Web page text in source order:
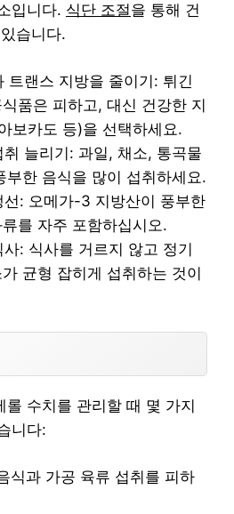
입니다. 식단 조절을 통해 건
습니다.
트랜스 지방을 줄이기: 튀긴
품은 피하고, 대신 건강한 지
보카도 등)을 선택하세요.
취 늘리기: 과일, 채소, 통곡물
부한 음식을 많이 섭취하세요.
선: 오메가-3 지방산이 풍부한
를 자주 포함하십시오.
사: 식사를 거르지 않고 정기
균형 잡히게 섭취하는 것이
롤 수치를 관리할 때 몇 가지
니다:
식과 가공 육류 섭취를 피하